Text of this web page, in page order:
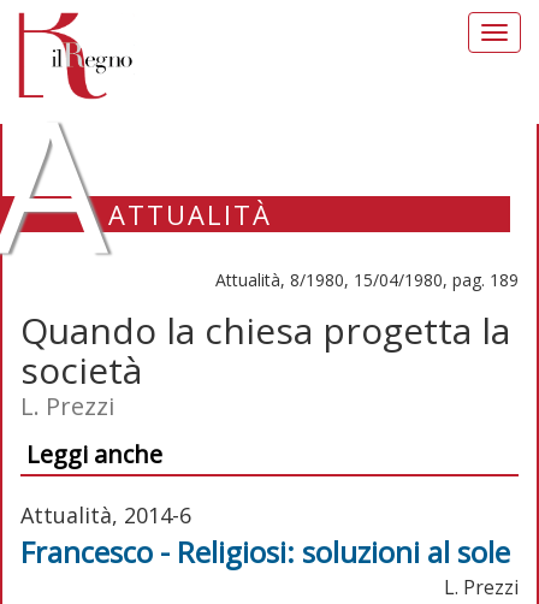
ATTUALITÀ
Attualità, 8/1980, 15/04/1980, pag. 189
Quando la chiesa progetta la
società
L. Prezzi
Leggi anche
Attualità, 2014-6
Francesco - Religiosi: soluzioni al sole
L. Prezzi